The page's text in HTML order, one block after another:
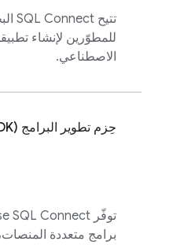
تتيح SQL Connect
للمطوّرين لإنشاء
الاصطناعي.
توفّر SQL Connect